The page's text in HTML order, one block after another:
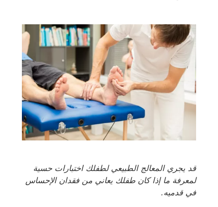
قد يجري المعالج الطبيعي لطفلك اختبارات حسية
لمعرفة ما إذا كان طفلك يعاني من فقدان الإحساس
في قدميه.